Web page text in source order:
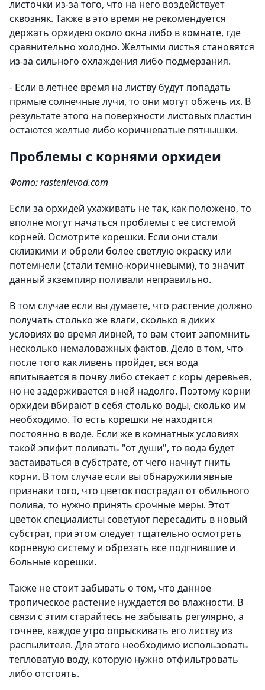
листочки из-за того, что на него воздействует
сквозняк. Также в это время не рекомендуется
держать орхидею около окна либо в комнате, где
сравнительно холодно. Желтыми листья становятся
из-за сильного охлаждения либо подмерзания.
- Если в летнее время на листву будут попадать
прямые солнечные лучи, то они могут обжечь их. В
результате этого на поверхности листовых пластин
остаются желтые либо коричневатые пятнышки.
Проблемы с корнями орхидеи
Фото: rastenievod.com
Если за орхидей ухаживать не так, как положено, то
вполне могут начаться проблемы с ее системой
корней. Осмотрите корешки. Если они стали
склизкими и обрели более светлую окраску или
потемнели (стали темно-коричневыми), то значит
данный экземпляр поливали неправильно.
В том случае если вы думаете, что растение должно
получать столько же влаги, сколько в диких
условиях во время ливней, то вам стоит запомнить
несколько немаловажных фактов. Дело в том, что
после того как ливень пройдет, вся вода
впитывается в почву либо стекает с коры деревьев,
но не задерживается в ней надолго. Поэтому корни
орхидеи вбирают в себя столько воды, сколько им
необходимо. То есть корешки не находятся
постоянно в воде. Если же в комнатных условиях
такой эпифит поливать "от души", то вода будет
застаиваться в субстрате, от чего начнут гнить
корни. В том случае если вы обнаружили явные
признаки того, что цветок пострадал от обильного
полива, то нужно принять срочные меры. Этот
цветок специалисты советуют пересадить в новый
субстрат, при этом следует тщательно осмотреть
корневую систему и обрезать все подгнившие и
больные корешки.
Также не стоит забывать о том, что данное
тропическое растение нуждается во влажности. В
связи с этим старайтесь не забывать регулярно, а
точнее, каждое утро опрыскивать его листву из
распылителя. Для этого необходимо использовать
тепловатую воду, которую нужно отфильтровать
либо отстоять.